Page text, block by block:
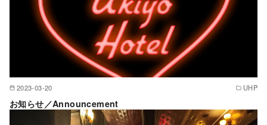
2023-03-20 UHP
お知らせ／Announcement